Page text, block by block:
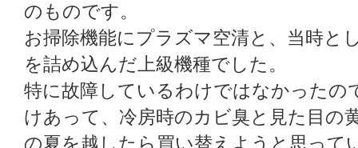
のものです。
お掃除機能にプラズマ空清と、当時と
を詰め込んだ上級機種でした。
特に故障しているわけではなかったの
けあって、冷房時のカビ臭と見た目の
の夏を越したら買い替えようと思って